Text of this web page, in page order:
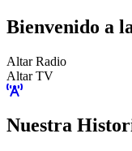
Bienvenido a
Altar Radio
Altar TV
Nuestra